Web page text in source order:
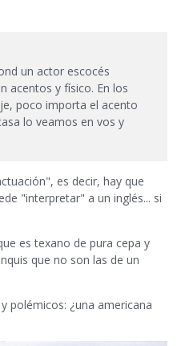
un actor escocés
acentos y físico. En los
poco importa el acento
lo veamos en vos y
es decir, hay que
"interpretar" a un inglés... si
es texano de pura cepa y
que no son las de un
polémicos: ¿una americana